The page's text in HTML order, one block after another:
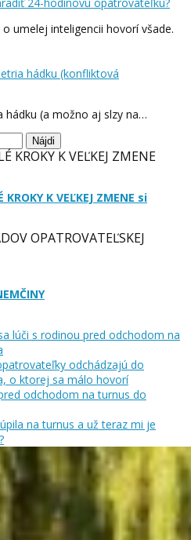
24-hodinovú opatrovateľku?
umelej inteligencii hovorí všade.
hádku (konfliktová
hádku (a možno aj slzy na…
KROKY K VEĽKEJ ZMENE
K VEĽKEJ ZMENE si
OPATROVATEĽSKEJ
odchádzajú do
o ktorej sa málo hovorí
na turnus a už teraz mi je